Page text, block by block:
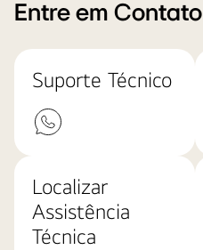
Entre em Contato
Suporte Técnico
Localizar
Assistência
Técnica